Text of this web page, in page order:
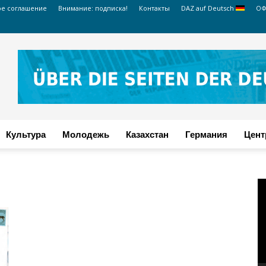
соглашение Внимание: подписка! Контакты DAZ auf Deutsch
Культура Молодежь Казахстан Германия